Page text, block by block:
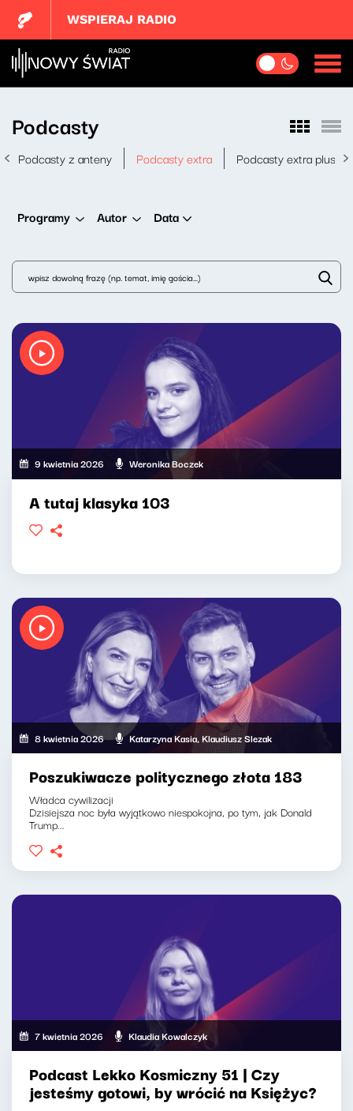
WSPIERAJ RADIO
Podcasty
Podcasty z anteny Podcasty extra Podcasty extra plus
Programy Autor Data
9 kwietnia 2026 Weronika Boczek
A tutaj klasyka 103
8 kwietnia 2026 Katarzyna Kasia, Klaudiusz Slezak
Poszukiwacze politycznego złota 183
Władca cywilizacji
Dzisiejsza noc była wyjątkowo niespokojna, po tym, jak Donald
Trump...
7 kwietnia 2026 Klaudia Kowalczyk
Podcast Lekko Kosmiczny 51 | Czy
jesteśmy gotowi, by wrócić na Księżyc?